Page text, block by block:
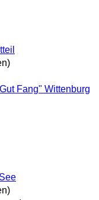
Fang" Wittenburg